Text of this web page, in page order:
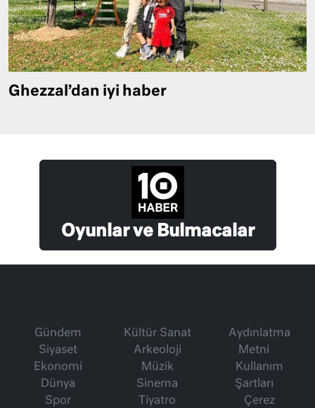
Ghezzal’dan iyi haber
Oyunlar ve Bulmacalar
Gündem
Siyaset
Ekonomi
Dünya
Spor
Kültür Sanat
Arkeoloji
Müzik
Sinema
Tiyatro
Aydınlatma
Metni
Kullanım
Şartları
Çerez